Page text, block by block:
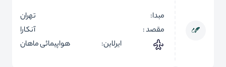
مبدا:
تهران
مقصد :
آنکارا
ایرلاین:
هواپیمائی ماهان